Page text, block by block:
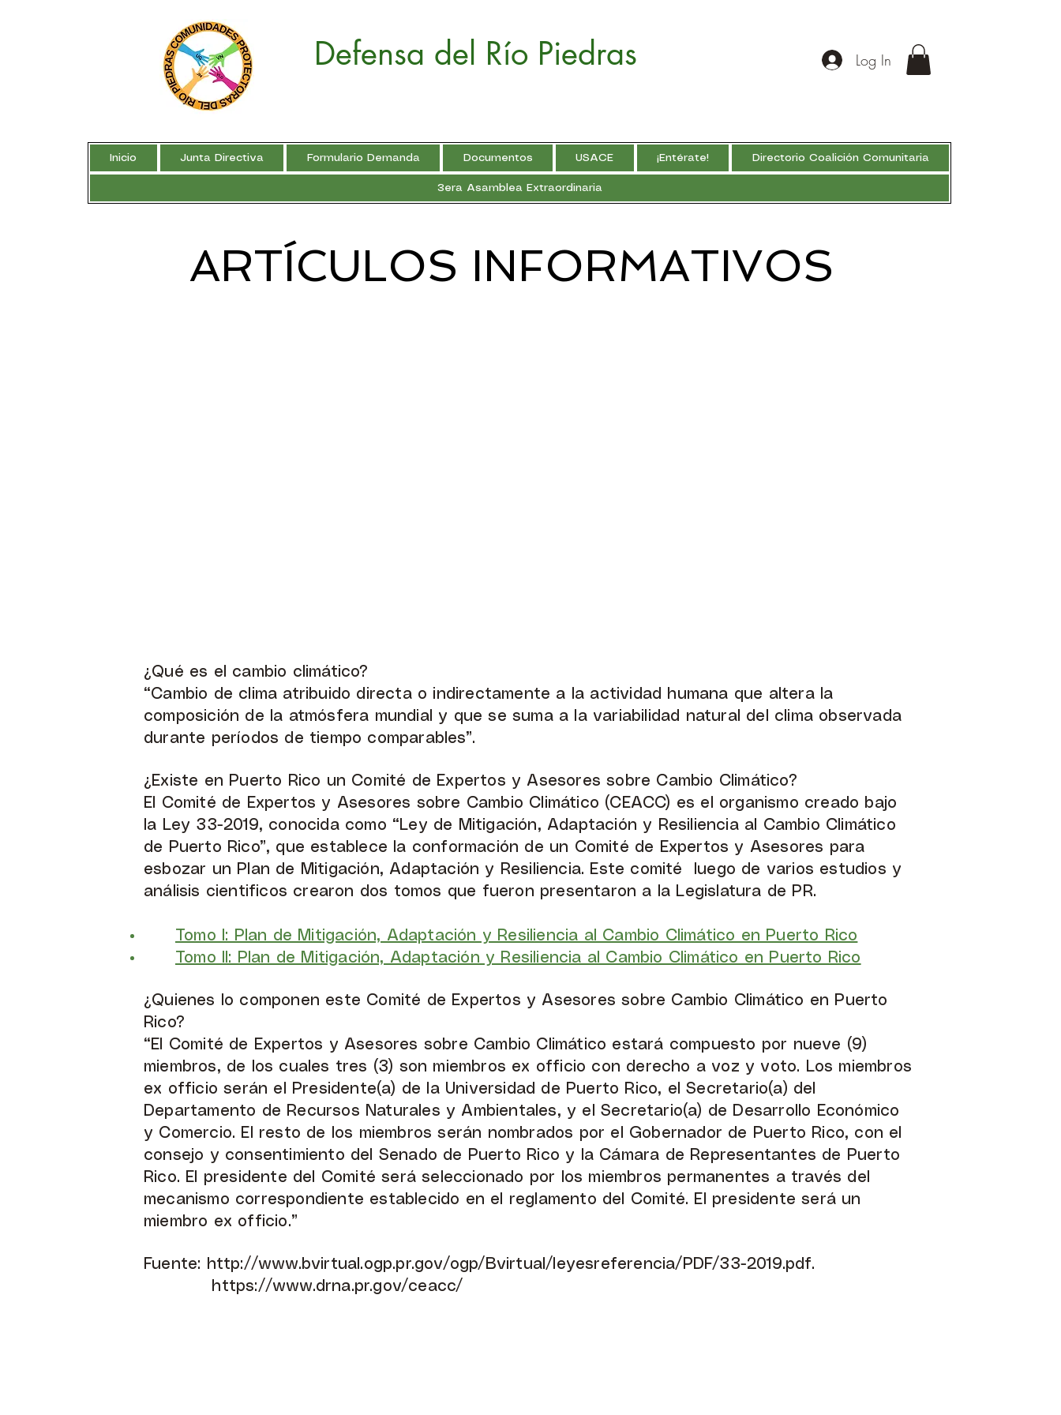
Defensa del Río Piedras Log In
Inicio Junta Directiva Formulario Demanda Documentos USACE ¡Entérate! Directorio Coalición Comunitaria
3era Asamblea Extraordinaria
ARTÍCULOS INFORMATIVOS
¿Qué es el cambio climático?
“Cambio de clima atribuido directa o indirectamente a la actividad humana que altera la
composición de la atmósfera mundial y que se suma a la variabilidad natural del clima observada
durante períodos de tiempo comparables”.
¿Existe en Puerto Rico un Comité de Expertos y Asesores sobre Cambio Climático?
El Comité de Expertos y Asesores sobre Cambio Climático (CEACC) es el organismo creado bajo
la Ley 33-2019, conocida como “Ley de Mitigación, Adaptación y Resiliencia al Cambio Climático
de Puerto Rico”, que establece la conformación de un Comité de Expertos y Asesores para
esbozar un Plan de Mitigación, Adaptación y Resiliencia. Este comité luego de varios estudios y
análisis cientificos crearon dos tomos que fueron presentaron a la Legislatura de PR.
Tomo I: Plan de Mitigación, Adaptación y Resiliencia al Cambio Climático en Puerto Rico
Tomo II: Plan de Mitigación, Adaptación y Resiliencia al Cambio Climático en Puerto Rico
¿Quienes lo componen este Comité de Expertos y Asesores sobre Cambio Climático en Puerto
Rico?
“El Comité de Expertos y Asesores sobre Cambio Climático estará compuesto por nueve (9)
miembros, de los cuales tres (3) son miembros ex officio con derecho a voz y voto. Los miembros
ex officio serán el Presidente(a) de la Universidad de Puerto Rico, el Secretario(a) del
Departamento de Recursos Naturales y Ambientales, y el Secretario(a) de Desarrollo Económico
y Comercio. El resto de los miembros serán nombrados por el Gobernador de Puerto Rico, con el
consejo y consentimiento del Senado de Puerto Rico y la Cámara de Representantes de Puerto
Rico. El presidente del Comité será seleccionado por los miembros permanentes a través del
mecanismo correspondiente establecido en el reglamento del Comité. El presidente será un
miembro ex officio.”
Fuente: http://www.bvirtual.ogp.pr.gov/ogp/Bvirtual/leyesreferencia/PDF/33-2019.pdf.
https://www.drna.pr.gov/ceacc/